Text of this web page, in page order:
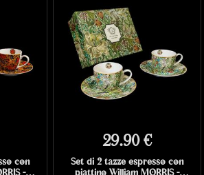
con
-
29.90 €
Set di 2 tazze espresso con
piattino William MORRIS -